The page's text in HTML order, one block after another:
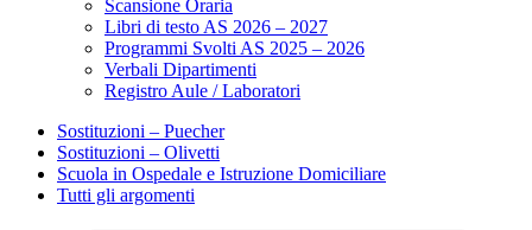
Scansione Oraria
Libri di testo AS 2026 – 2027
Programmi Svolti AS 2025 – 2026
Verbali Dipartimenti
Registro Aule / Laboratori
Sostituzioni – Puecher
Sostituzioni – Olivetti
Scuola in Ospedale e Istruzione Domiciliare
Tutti gli argomenti